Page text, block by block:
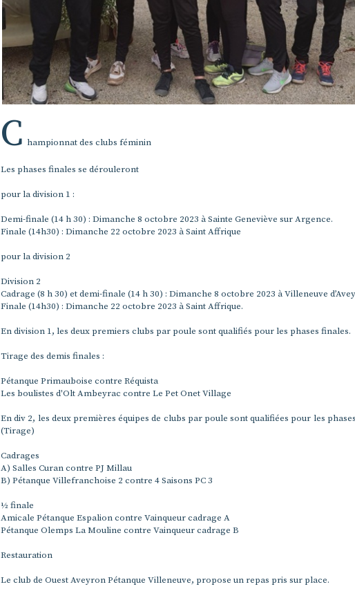
C hampionnat des clubs féminin
Les phases finales se dérouleront
pour la division 1 :
Demi-finale (14 h 30) : Dimanche 8 octobre 2023 à Sainte Geneviève sur Argence.
Finale (14h30) : Dimanche 22 octobre 2023 à Saint Affrique
pour la division 2
Division 2
Cadrage (8 h 30) et demi-finale (14 h 30) : Dimanche 8 octobre 2023 à Villeneuve
Finale (14h30) : Dimanche 22 octobre 2023 à Saint Affrique.
En division 1, les deux premiers clubs par poule sont qualifiés pour les phases finales.
Tirage des demis finales :
Pétanque Primauboise contre Réquista
Les boulistes d'Olt Ambeyrac contre Le Pet Onet Village
En div 2, les deux premières équipes de clubs par poule sont qualifiées pour les
(Tirage)
Cadrages
A) Salles Curan contre PJ Millau
B) Pétanque Villefranchoise 2 contre 4 Saisons PC 3
½ finale
Amicale Pétanque Espalion contre Vainqueur cadrage A
Pétanque Olemps La Mouline contre Vainqueur cadrage B
Restauration
Le club de Ouest Aveyron Pétanque Villeneuve, propose un repas pris sur place.